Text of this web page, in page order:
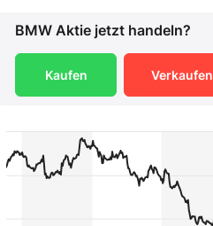
BMW Aktie jetzt handeln?
Kaufen Verkaufen